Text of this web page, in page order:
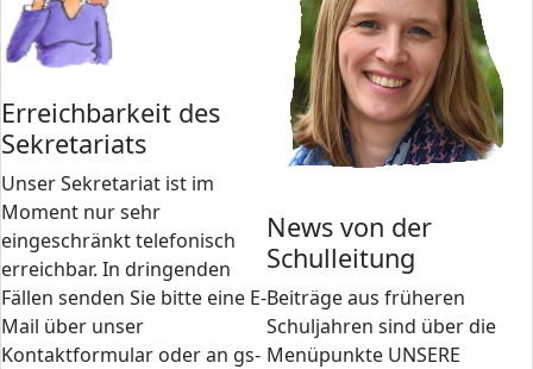
Erreichbarkeit des
Sekretariats
Unser Sekretariat ist im
Moment nur sehr
eingeschränkt telefonisch
erreichbar. In dringenden
Fällen senden Sie bitte eine E-
Mail über unser
Kontaktformular oder an gs-
News von der
Schulleitung
Beiträge aus früheren
Schuljahren sind über die
Menüpunkte UNSERE